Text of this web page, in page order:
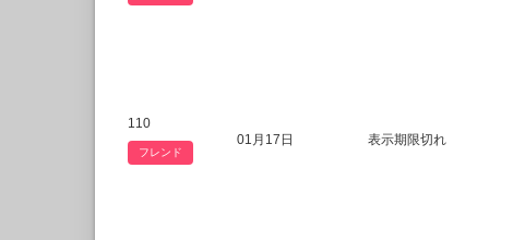
110
フレンド
01月17日 表示期限切れ